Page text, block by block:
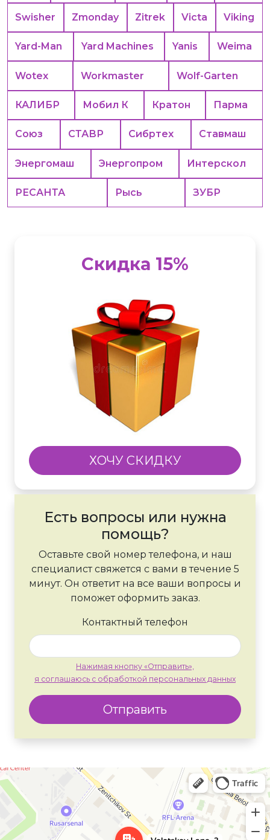
Swisher Zmonday Zitrek Victa Viking
Yard-Man Yard Machines Yanis Weima
Wotex Workmaster Wolf-Garten
КАЛИБР Мобил К Кратон Парма
Союз СТАВР Сибртех Ставмаш
Энергомаш Энергопром Интерскол
РЕСАНТА Рысь ЗУБР
Скидка 15%
ХОЧУ СКИДКУ
Есть вопросы или нужна
помощь?
Оставьте свой номер телефона, и наш
специалист свяжется с вами в течение 5
минут. Он ответит на все ваши вопросы и
поможет оформить заказ.
Контактный телефон
Нажимая кнопку «Отправить»,
я соглашаюсь с обработкой персональных данных
Отправить
Москва
Яндекс Карты — транспорт, навигация, поиск мест